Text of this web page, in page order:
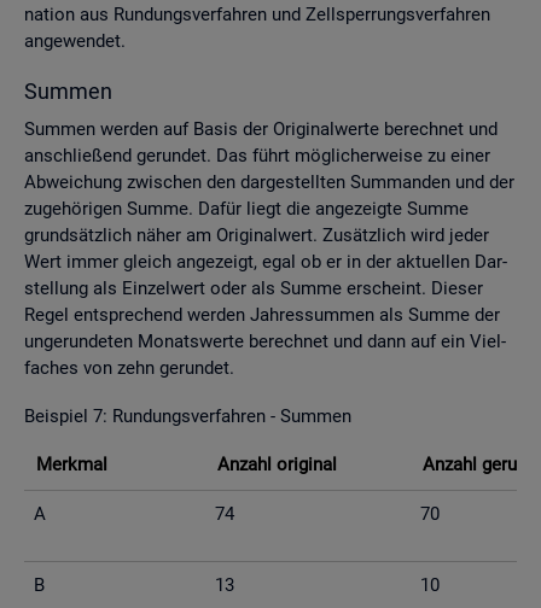
na­ti­on aus Run­dungs­ver­fah­ren und Zell­sper­rungs­ver­fah­ren
an­ge­wen­det.
Sum­men
Sum­men wer­den auf Basis der Ori­gi­nal­wer­te be­rech­net und
an­schlie­ßend ge­run­det. Das führt mög­li­cher­wei­se zu einer
Ab­wei­chung zwi­schen den dar­ge­stell­ten Sum­man­den und der
zu­ge­hö­ri­gen Summe. Dafür liegt die an­ge­zeig­te Summe
grund­sätz­lich näher am Ori­gi­nal­wert. Zu­sätz­lich wird jeder
Wert immer gleich an­ge­zeigt, egal ob er in der ak­tu­el­len Dar­
stel­lung als Ein­zel­wert oder als Summe er­scheint. Die­ser
Regel ent­spre­chend wer­den Jah­res­sum­men als Summe der
un­ge­run­de­ten Mo­nats­wer­te be­rech­net und dann auf ein Viel­
fa­ches von zehn ge­run­det.
Bei­spiel 7: Run­dungs­ver­fah­ren - Sum­men
Merk­mal An­zahl ori­gi­nal An­zahl
A 74 70
B 13 10